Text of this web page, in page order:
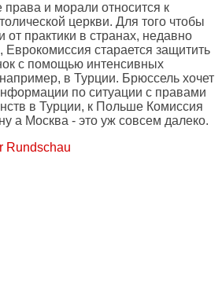
права и морали относится к
церкви. Для того чтобы
от практики в странах, недавно
старается защитить
с помощью интенсивных
в Турции. Брюссель хочет
по ситуации с правами
в Турции, к Польше Комиссия
а Москва - это уж совсем далеко.
Rundschau